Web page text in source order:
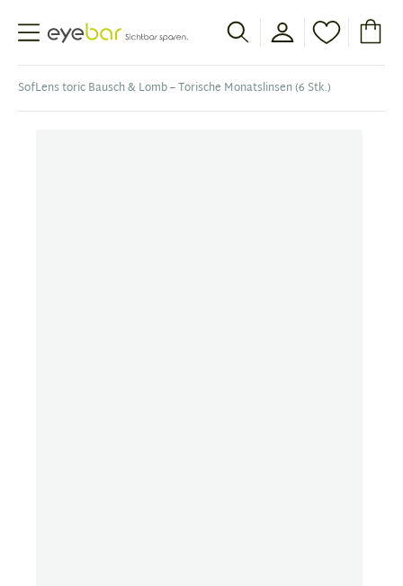
Abele Optic
SofLens toric Bausch & Lomb – Torische Monatslinsen (6 Stk.)